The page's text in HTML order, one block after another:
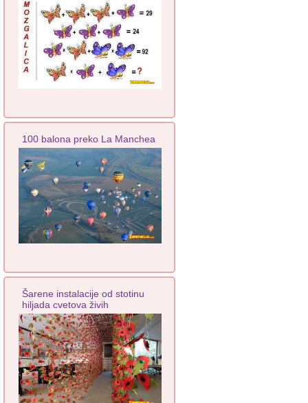
100 balona preko La Manchea
Šarene instalacije od stotinu
hiljada cvetova živih